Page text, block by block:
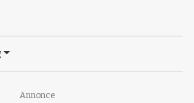
Annonce